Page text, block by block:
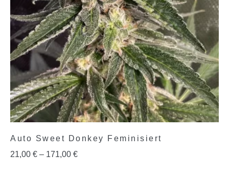
Auto Sweet Donkey Feminisiert
21,00 € – 171,00 €